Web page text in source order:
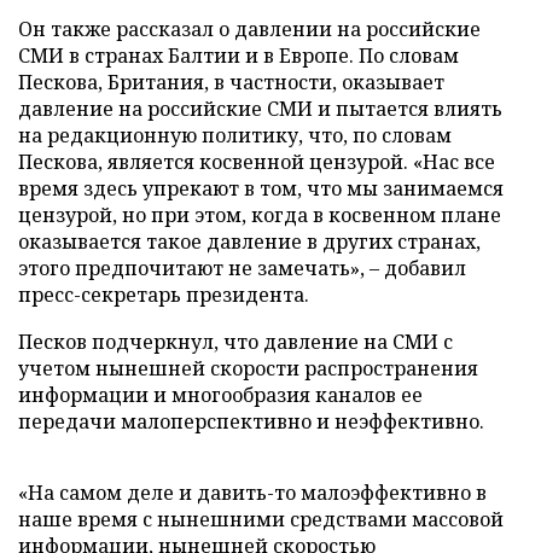
Он также рассказал о давлении на российские
СМИ в странах Балтии и в Европе. По словам
Пескова, Британия, в частности, оказывает
давление на российские СМИ и пытается влиять
на редакционную политику, что, по словам
Пескова, является косвенной цензурой. «Нас все
время здесь упрекают в том, что мы занимаемся
цензурой, но при этом, когда в косвенном плане
оказывается такое давление в других странах,
этого предпочитают не замечать», – добавил
пресс-секретарь президента.
Песков подчеркнул, что давление на СМИ с
учетом нынешней скорости распространения
информации и многообразия каналов ее
передачи малоперспективно и неэффективно.
«На самом деле и давить-то малоэффективно в
наше время с нынешними средствами массовой
информации, нынешней скоростью